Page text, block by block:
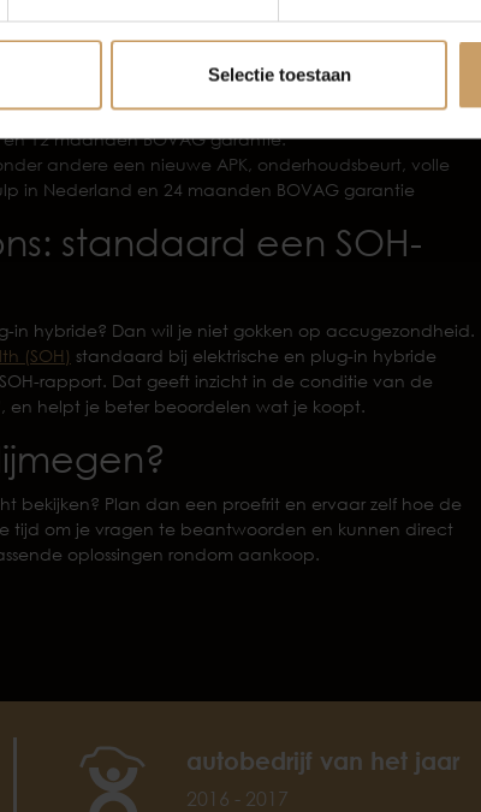
Selectie toestaan
reiniging, een BOVAG 40-punten check en 6 maanden
en biedt extra’s zoals een nieuwe APK,
een halve tank brandstof, banden rondom minimaal
en 12 maanden BOVAG garantie.
andere een nieuwe APK, onderhoudsbeurt, volle
in Nederland en 24 maanden BOVAG garantie
standaard een SOH-
in hybride? Dan wil je niet gokken op accugezondheid.
(SOH) standaard bij elektrische en plug-in hybride
rapport. Dat geeft inzicht in de conditie van de
en helpt je beter beoordelen wat je koopt.
bekijken? Plan dan een proefrit en ervaar zelf hoe de
tijd om je vragen te beantwoorden en kunnen direct
oplossingen rondom aankoop.
autobedrijf van het jaar
2016 - 2017